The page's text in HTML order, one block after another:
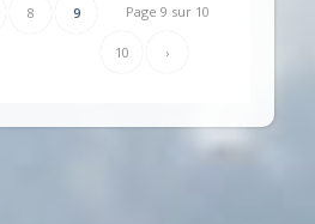
Page 9 sur 10
8 9
10 ›